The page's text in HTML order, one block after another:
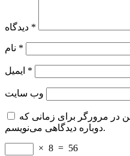
*
*
*
وب‌ سایت
در مرورگر برای زمانی که
دوباره دیدگاهی می‌نویسم.
× 8 = 56